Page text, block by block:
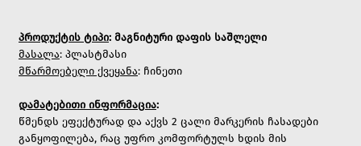
პროდუქტის ტიპი: მაგნიტური დაფის საშლელი
მასალა: პლასტმასი
მწარმოებელი ქვეყანა: ჩინეთი
დამატებითი ინფორმაცია:
წმენდს ეფექტურად და აქვს 2 ცალი მარკერის ჩასადები
განყოფილება, რაც უფრო კომფორტულს ხდის მის